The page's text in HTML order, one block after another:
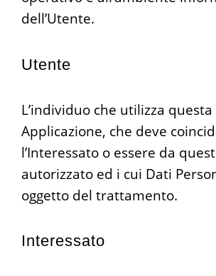
dell’Utente.
Utente
L’individuo che utilizza questa
Applicazione, che deve
l’Interessato o essere da
autorizzato ed i cui Dati
oggetto del trattamento.
Interessato